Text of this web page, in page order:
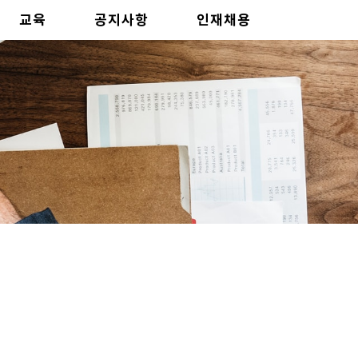
교육 공지사항 인재채용